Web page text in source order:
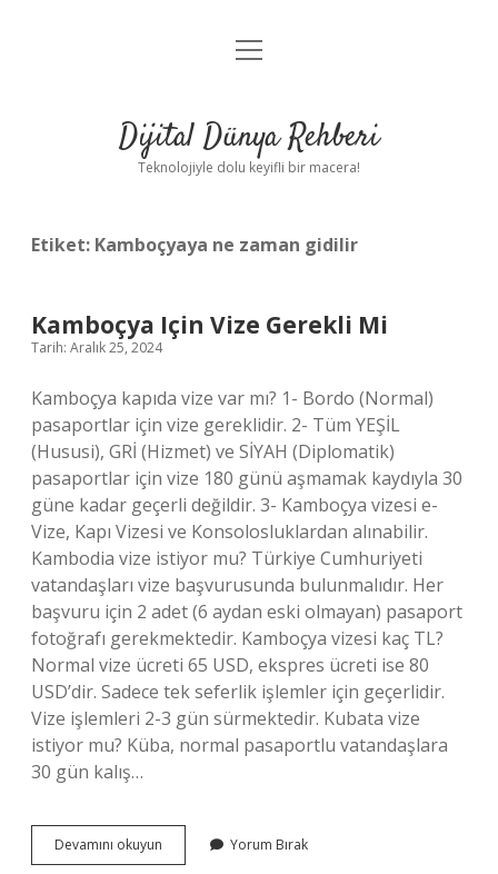
Anasayfa
Yasal Uyarı
menüyü
Dijital Dünya Rehberi
Teknolojiyle dolu keyifli bir macera!
Etiket: Kamboçyaya ne zaman gidilir
Kamboçya Için Vize Gerekli Mi
Tarih: Aralık 25, 2024
Kamboçya kapıda vize var mı? 1- Bordo (Normal)
pasaportlar için vize gereklidir. 2- Tüm YEŞİL
(Hususi), GRİ (Hizmet) ve SİYAH (Diplomatik)
pasaportlar için vize 180 günü aşmamak kaydıyla 30
güne kadar geçerli değildir. 3- Kamboçya vizesi e-
Vize, Kapı Vizesi ve Konsolosluklardan alınabilir.
Kambodia vize istiyor mu? Türkiye Cumhuriyeti
vatandaşları vize başvurusunda bulunmalıdır. Her
başvuru için 2 adet (6 aydan eski olmayan) pasaport
fotoğrafı gerekmektedir. Kamboçya vizesi kaç TL?
Normal vize ücreti 65 USD, ekspres ücreti ise 80
USD’dir. Sadece tek seferlik işlemler için geçerlidir.
Vize işlemleri 2-3 gün sürmektedir. Kubata vize
istiyor mu? Küba, normal pasaportlu vatandaşlara
30 gün kalış…
Devamını okuyun Kamboçya
Için
Yorum Bırak